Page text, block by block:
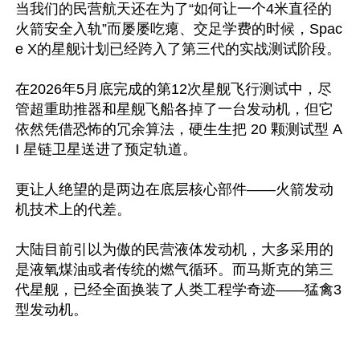
当我们的民营航天还在为了“如何让一个4米直径的
火箭安全入轨”而屡屡吃瘪、交足学费的时候，Spac
e X的星舰计划已经跨入了第三代的实战测试阶段。
在2026年5月底完成的第12次星舰飞行测试中，尽
管超重助推器和星舰飞船各掉了一台发动机，但它
依然凭借恐怖的冗余算法，硬生生把 20 颗测试型 A
I 星链卫星送进了预定轨道。
更让人绝望的是两边在底层核心部件——火箭发动
机技术上的代差。
大陆目前引以为傲的民营液体发动机，大多采用的
是液氧煤油或者传统的燃气循环。而马斯克的第三
代星舰，已经全面换装了人类工程学奇迹——猛禽3
型发动机。